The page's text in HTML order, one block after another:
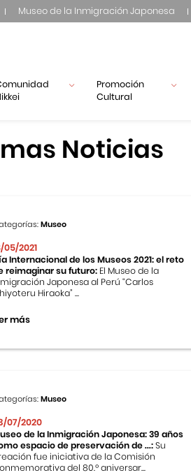
Museo de la Inmigración Japonesa
Promoción
Cultural
Noticias
Museo
05/2021
Internacional de los Museos 2021: el reto
reimaginar su futuro: El Museo de la
Japonesa al Perú “Carlos
Hiraoka” ...
más
Museo
07/2020
de la Inmigración Japonesa: 39 años
espacio de preservación de ...:Su
fue iniciativa de la Comisión
del 80.º aniversar...